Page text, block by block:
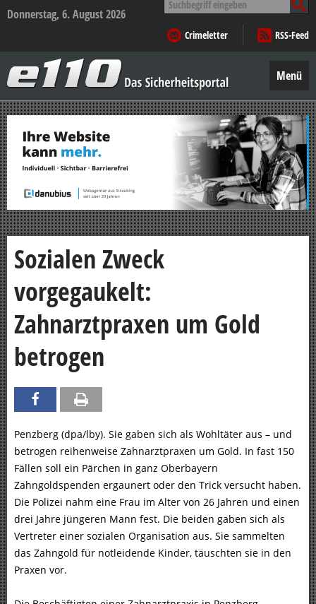
Donnerstag, 6. August 2026
nach:
Crimeletter
RSS-Feed
–
Das
Sicherheitsportal
Menü
Zum
Inhalt
springen
Sozialen Zweck
vorgegaukelt:
Zahnarztpraxen um Gold
betrogen
Penzberg (dpa/lby). Sie gaben sich als Wohltäter aus – und
betrogen reihenweise Zahnarztpraxen um Gold. In fast 150
Fällen soll ein Pärchen in ganz Oberbayern
Zahngoldspenden ergaunert oder den Trick versucht haben.
Die Polizei nahm eine Frau im Alter von 26 Jahren und einen
drei Jahre jüngeren Mann fest. Die beiden gaben sich als
Vertreter einer sozialen Organisation aus. Sie sammelten
das Zahngold für notleidende Kinder, täuschten sie in den
Praxen vor.